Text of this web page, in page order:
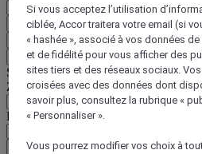
Valider votre zone et votre langue
EUR (€)
Retour
Sélectionnez votre devise ci-dessous
Zone géographique
Devise
Valider ma devise
Si vous acceptez l’utilisation
ciblée, Accor traitera votre email (si
« hashée », associé à vos données
et de fidélité pour vous afficher des
sites tiers et des réseaux sociaux.
croisées avec des données dont
savoir plus, consultez la rubrique «
« Personnaliser ».
Vous pourrez modifier vos choix à